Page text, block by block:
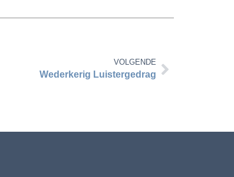
VOLGENDE
Wederkerig Luistergedrag